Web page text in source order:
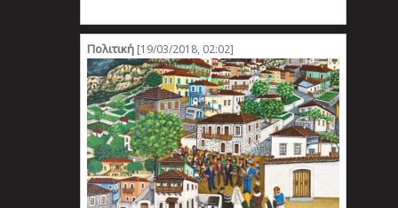
Πολιτική[19/03/2018, 02:02]